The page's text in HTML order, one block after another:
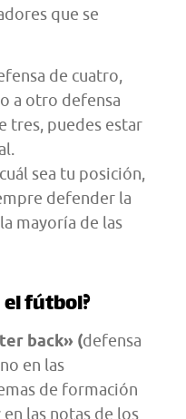
que se
de cuatro,
a otro defensa
tres, puedes estar
sea tu posición,
defender la
mayoría de las
el fútbol?
back» (defensa
en las
de formación
en las notas de los